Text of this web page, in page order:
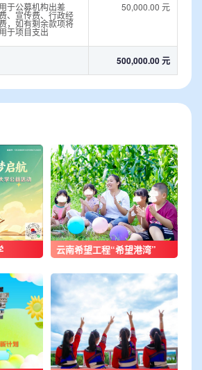
用于公募机构出差
、宣传费、行政经
，如有剩余款项将
于项目支出
50,000.00 元
500,000.00 元
云南希望工程“希望港湾”